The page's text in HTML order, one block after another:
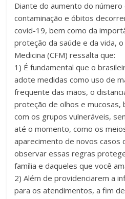
Diante do aumento do número
contaminação e óbitos
covid-19, bem como da
proteção da saúde e da vida,
Medicina (CFM) ressalta que:
1) É fundamental que o
adote medidas como uso de
frequente das mãos, o
proteção de olhos e mucosas,
com os grupos vulneráveis,
até o momento, como os
aparecimento de novos casos
observar essas regras
família e daqueles que você
2) Além de providenciarem a
para os atendimentos, a fim